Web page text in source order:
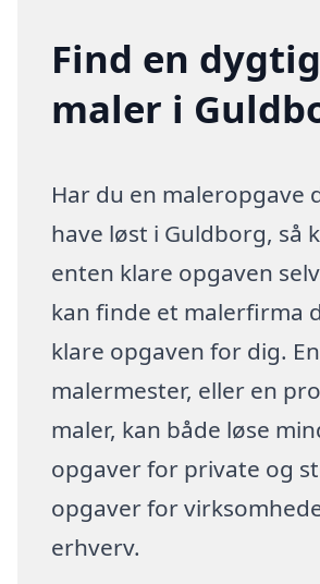
Find en dygtig
maler i
Har du en maleropgave
have løst i Guldborg, så
enten klare opgaven
kan finde et malerfirma
klare opgaven for dig. En
malermester, eller en
maler, kan både løse
opgaver for private og
opgaver for
erhverv.